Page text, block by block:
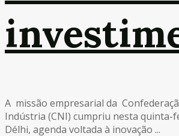
A missão empresarial da
Indústria (CNI) cumpriu nesta quinta-
Délhi, agenda voltada à inovação ...